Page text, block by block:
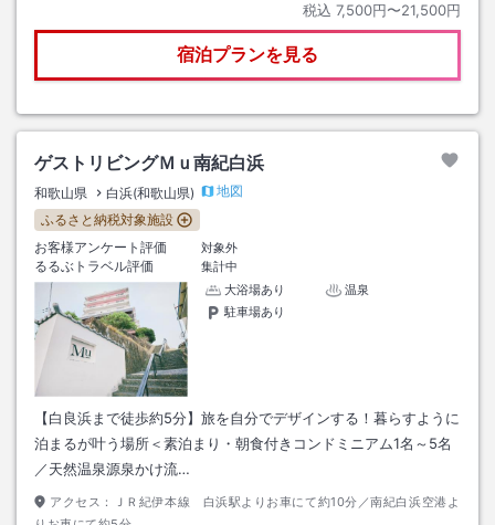
税込 7,500円〜21,500円
宿泊プランを見る
ゲストリビングＭｕ南紀白浜
和歌山県 白浜(和歌山県)
地図
ふるさと納税対象施設
お客様アンケート評価
対象外
るるぶトラベル評価
集計中
大浴場あり
温泉
駐車場あり
【白良浜まで徒歩約5分】旅を自分でデザインする！暮らすように
泊まるが叶う場所＜素泊まり・朝食付きコンドミニアム1名～5名
／天然温泉源泉かけ流…
アクセス：
ＪＲ紀伊本線 白浜駅よりお車にて約10分／南紀白浜空港よ